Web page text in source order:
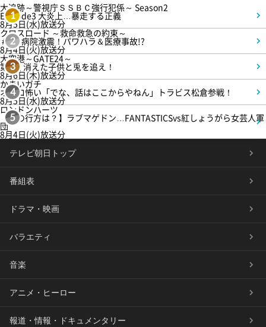
1
大追跡～警視庁ＳＳＢＣ強行犯係～ Season2
Episode3 大炎上…暴走する正義
8月5日(水)放送分
2
クロスロード ～救命救急の約束～
＃5 病院激震！パワハラ＆医療事故!?
8月4日(火)放送分
3
大空港～GATE24～
第3話 消えた子供と兎を追え！
8月6日(木)放送分
4
かまいガチ
オモロ怖い「でな、話はここからやねん」トラビス松倉参戦！
8月5日(水)放送分
5
ロンドンハーツ
【恋の行方は？】ラブマゲドン…FANTASTICSvs紅しょうがら女芸人軍
団
8月4日(火)放送分
テレビ朝日トップ
番組表
ドラマ・映画
バラエティ
音楽
アニメ・ヒーロー
報道・情報・ドキュメンタリー